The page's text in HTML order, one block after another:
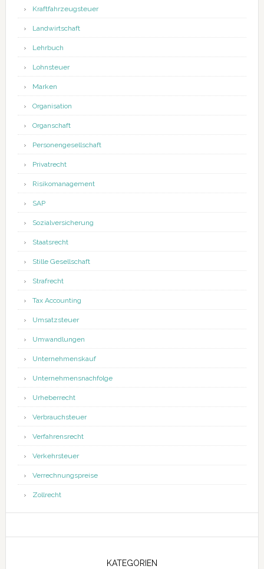
Kraftfahrzeugsteuer
Landwirtschaft
Lehrbuch
Lohnsteuer
Marken
Organisation
Organschaft
Personengesellschaft
Privatrecht
Risikomanagement
SAP
Sozialversicherung
Staatsrecht
Stille Gesellschaft
Strafrecht
Tax Accounting
Umsatzsteuer
Umwandlungen
Unternehmenskauf
Unternehmensnachfolge
Urheberrecht
Verbrauchsteuer
Verfahrensrecht
Verkehrsteuer
Verrechnungspreise
Zollrecht
KATEGORIEN